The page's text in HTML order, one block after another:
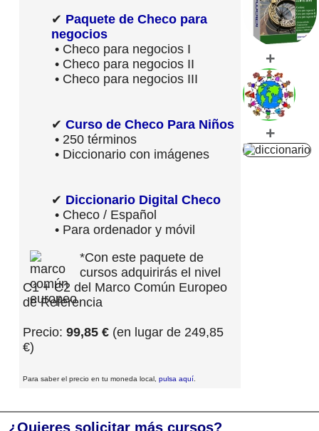
✔ Paquete de Checo para
negocios
• Checo para negocios I
• Checo para negocios II
• Checo para negocios III
✔ Curso de Checo Para Niños
• 250 términos
• Diccionario con imágenes
✔ Diccionario Digital Checo
• Checo / Español
• Para ordenador y móvil
*Con este paquete de
cursos adquirirás el nivel
C1 + C2 del Marco Común Europeo
de Referencia
Precio: 99,85 € (en lugar de 249,85
€)
Para saber el precio en tu moneda local, pulsa aquí.
+
+
¿Quieres solicitar más cursos?